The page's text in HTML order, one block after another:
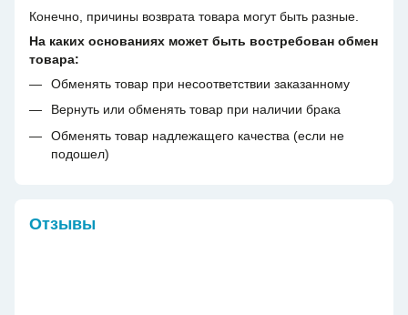
Конечно, причины возврата товара могут быть разные.
На каких основаниях может быть востребован обмен
товара:
Обменять товар при несоответствии заказанному
Вернуть или обменять товар при наличии брака
Обменять товар надлежащего качества (если не
подошел)
Отзывы